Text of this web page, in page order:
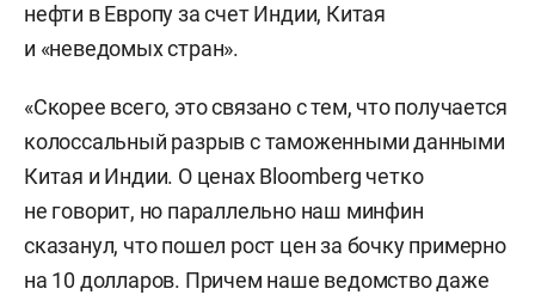
нефти в Европу за счет Индии, Китая
и «неведомых стран».
«Скорее всего, это связано с тем, что получается
колоссальный разрыв с таможенными данными
Китая и Индии. О ценах Bloomberg четко
не говорит, но параллельно наш минфин
сказанул, что пошел рост цен за бочку примерно
на 10 долларов. Причем наше ведомство даже